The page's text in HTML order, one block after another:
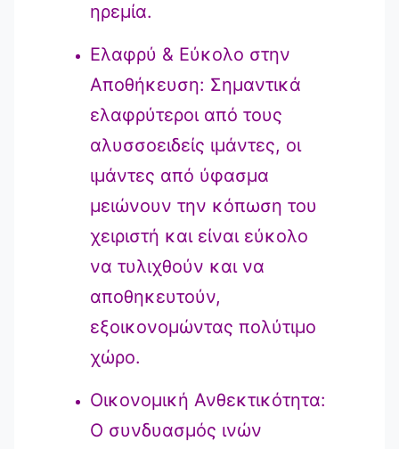
ηρεμία.
Ελαφρύ & Εύκολο στην
Αποθήκευση: Σημαντικά
ελαφρύτεροι από τους
αλυσσοειδείς ιμάντες, οι
ιμάντες από ύφασμα
μειώνουν την κόπωση του
χειριστή και είναι εύκολο
να τυλιχθούν και να
αποθηκευτούν,
εξοικονομώντας πολύτιμο
χώρο.
Οικονομική Ανθεκτικότητα:
Ο συνδυασμός ινών